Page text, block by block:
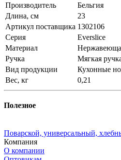
Производитель
Бельгия
Длина, см
23
Артикул поставщика 1302106
Серия
Everslice
Материал
Ручка
Мягкая
Вид продукции
Кухонные
Вес, кг
0,21
Полезное
Поварской, универсальный,
Компания
О компании